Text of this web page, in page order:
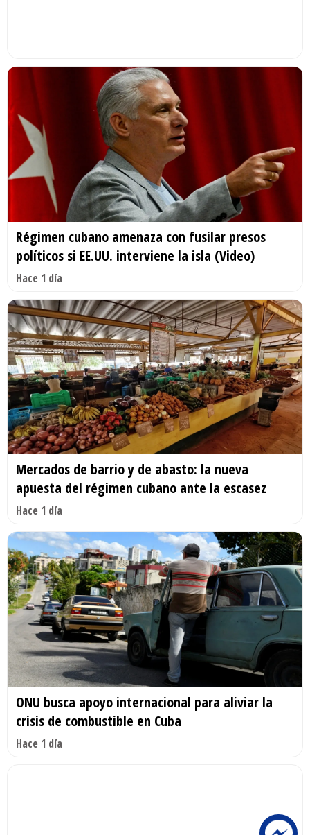
Régimen cubano amenaza con fusilar presos
políticos si EE.UU. interviene la isla (Video)
Hace 1 día
Mercados de barrio y de abasto: la nueva
apuesta del régimen cubano ante la escasez
Hace 1 día
ONU busca apoyo internacional para aliviar la
crisis de combustible en Cuba
Hace 1 día